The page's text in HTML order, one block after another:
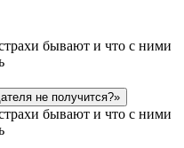
не получится?»